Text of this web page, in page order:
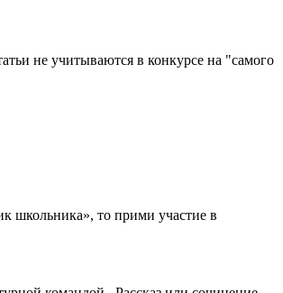
не учитываются в конкурсе на "самого
школьника», то прими участие в